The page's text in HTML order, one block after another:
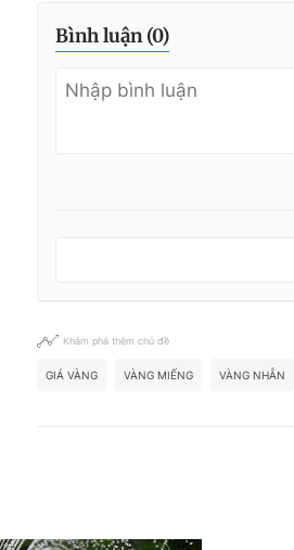
Bình luận (0)
Khám phá thêm chủ đề
GIÁ VÀNG VÀNG MIẾNG VÀNG NHẪN